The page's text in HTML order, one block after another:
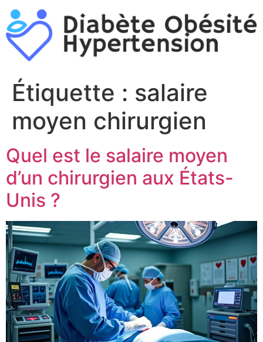
Aller
au
contenu
Étiquette : salaire
moyen chirurgien
Quel est le salaire moyen
d’un chirurgien aux États-
Unis ?